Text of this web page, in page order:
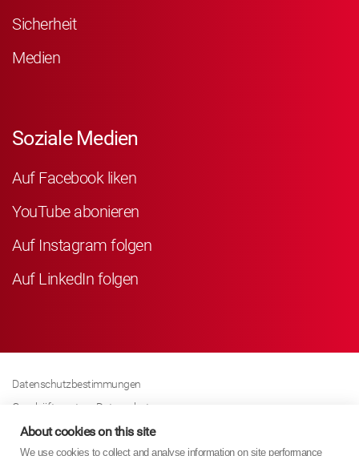
Sicherheit
Medien
Soziale Medien
Auf Facebook liken
YouTube abonieren
Auf Instagram folgen
Auf LinkedIn folgen
Datenschutzbestimmungen
Geschäftspartner Datenschutz
Cookies-Richtline
Modern Slavery Act Policy
About cookies on this site
We use cookies to collect and analyse information on site performance